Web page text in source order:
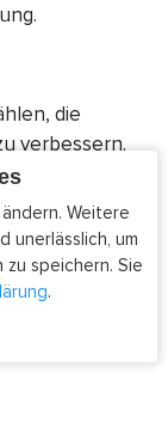
Weitere
unerlässlich, um
speichern. Sie
.
die
verbessern.
Profile
anderen